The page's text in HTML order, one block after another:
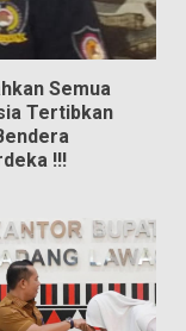
Semua
Tertibkan
!!!